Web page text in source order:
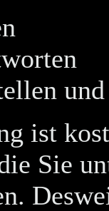
ist
Sie